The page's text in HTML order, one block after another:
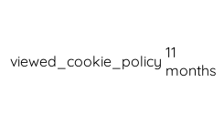
viewed_cookie_policy 11
months